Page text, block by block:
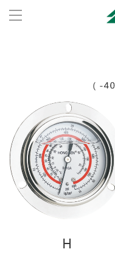
关于鸿森
新闻中心
招贤纳士
星空在线注册_星空（中国）